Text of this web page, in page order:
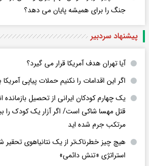
جنگ را برای همیشه پایان می دهد؟
پیشنهاد سردبیر
آیا تهران هدف آمریکا قرار می گیرد؟
اگر این اقدامات را نکنیم حملات پیاپی
یک چهارم کودکان ایرانی از تحصیل بازمانده
قتل مهسا شاکی است/ اگر آزار یک کودک را
مرتکب جرم شده اید
هیچ چیز خطرناک‌تر از یک نتانیاهوی تحقیر
استراتژی «تنش دائمی»